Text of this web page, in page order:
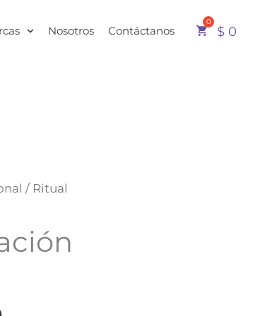
Nosotros Contáctanos $ 0
/ Ritual
El
es:
$ 119.000.